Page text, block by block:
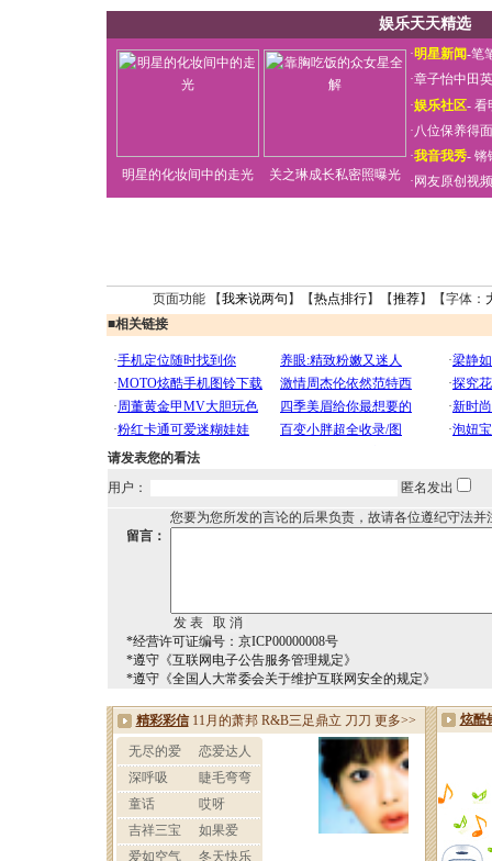
娱乐天天精选
明星的化妆间中的走光 关之琳成长私密照曝光
·明星新闻-笔
·章子怡中田
·娱乐社区- 看
·八位保养得
·我音我秀- 锵
· 网友原创视
页面功能 【我来说两句 】【热点排行】【推荐】【字体：
■相关链接
请发表您的看法
用户：
匿名发出
您要为您所发的言论的后果负责，故请各位遵纪守法并
留言：
*经营许可证编号：京ICP00000008号
*遵守《互联网电子公告服务管理规定》
*遵守《全国人大常委会关于维护互联网安全的规定》